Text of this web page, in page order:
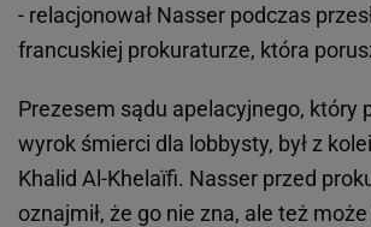
- relacjonował Nasser podczas
francuskiej prokuraturze, która
Prezesem sądu apelacyjnego, który
wyrok śmierci dla lobbysty, był z
Khalid Al-Khelaïfi. Nasser przed
oznajmił, że go nie zna, ale też